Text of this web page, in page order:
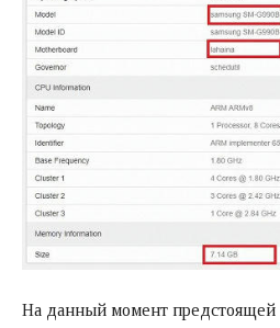
На данный момент